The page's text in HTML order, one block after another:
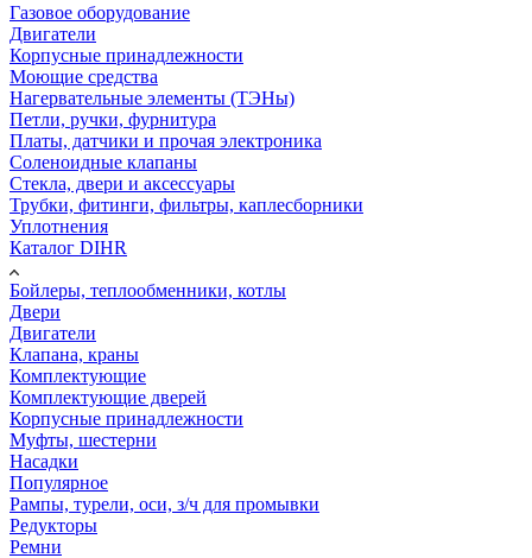
Газовое оборудование
Двигатели
Корпусные принадлежности
Моющие средства
Нагервательные элементы (ТЭНы)
Петли, ручки, фурнитура
Платы, датчики и прочая электроника
Соленоидные клапаны
Стекла, двери и аксессуары
Трубки, фитинги, фильтры, каплесборники
Уплотнения
Каталог DIHR
Бойлеры, теплообменники, котлы
Двери
Двигатели
Клапана, краны
Комплектующие
Комплектующие дверей
Корпусные принадлежности
Муфты, шестерни
Насадки
Популярное
Рампы, турели, оси, з/ч для промывки
Редукторы
Ремни